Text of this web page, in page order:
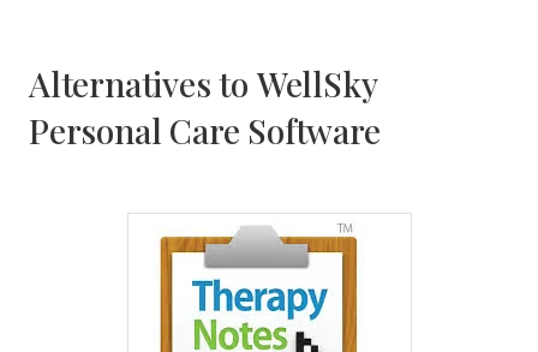
Alternatives to WellSky
Personal Care Software